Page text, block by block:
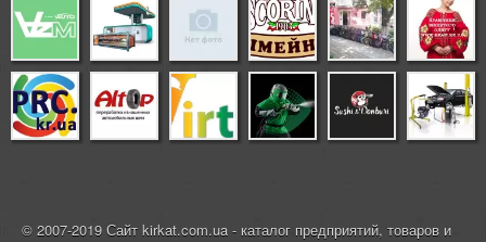
© 2007-2019 Сайт kirkat.com.ua - каталог предприятий, товаров и